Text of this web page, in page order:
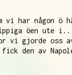
vi har någon
öen ute
vi gjorde oss av
den av